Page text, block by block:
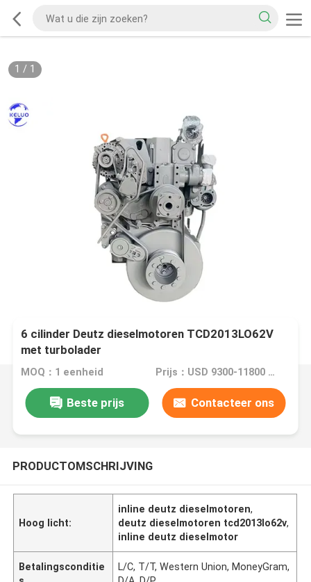
1 / 1
6 cilinder Deutz dieselmotoren TCD2013LO62V
met turbolader
MOQ：1 eenheid Prijs：USD 9300-11800 Unit
Beste prijs Contacteer ons
PRODUCTOMSCHRIJVING
Hoog licht:
inline deutz dieselmotoren,
deutz dieselmotoren tcd2013lo62v,
inline deutz dieselmotor
Betalingsconditie
L/C, T/T, Western Union, MoneyGram,